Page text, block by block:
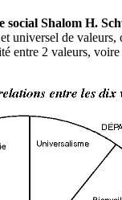
social Shalom H.
universel de
entre 2 valeurs,